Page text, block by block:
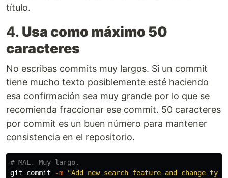
título.
4. Usa como máximo 50
caracteres
No escribas commits muy largos. Si un commit
tiene mucho texto posiblemente esté haciendo
esa confirmación sea muy grande por lo que se
recomienda fraccionar ese commit. 50 caracteres
por commit es un buen número para mantener
consistencia en el repositorio.
# MAL. Muy largo.
git commit
-m
"Add new search feature and change